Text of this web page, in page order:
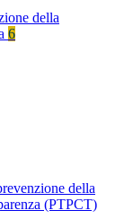
della
6
della
(PTPCT)